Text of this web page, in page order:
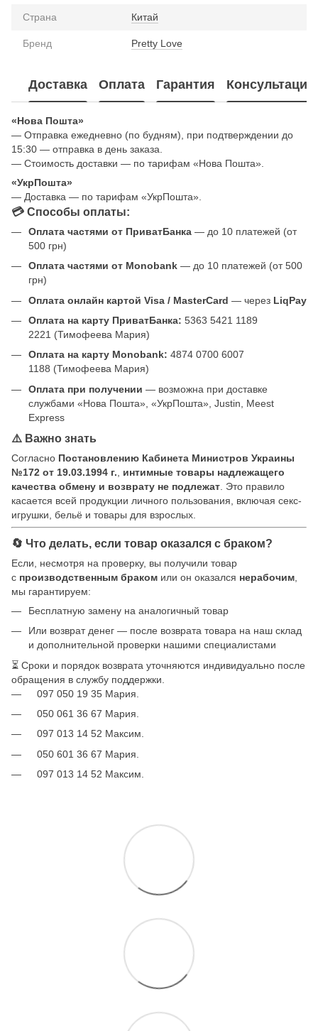
Страна Китай
Бренд Pretty Love
Доставка Оплата Гарантия Консультация
«Нова Пошта»
— Отправка ежедневно (по будням), при подтверждении до
15:30 — отправка в день заказа.
— Стоимость доставки — по тарифам «Нова Пошта».
«УкрПошта»
— Доставка — по тарифам «УкрПошта».
💳 Способы оплаты:
Оплата частями от ПриватБанка — до 10 платежей (от
500 грн)
Оплата частями от Monobank — до 10 платежей (от 500
грн)
Оплата онлайн картой Visa / MasterCard — через LiqPay
Оплата на карту ПриватБанка: 5363 5421 1189
2221 (Тимофеева Мария)
Оплата на карту Monobank: 4874 0700 6007
1188 (Тимофеева Мария)
Оплата при получении — возможна при доставке
службами «Нова Пошта», «УкрПошта», Justin, Meest
Express
⚠️ Важно знать
Согласно Постановлению Кабинета Министров Украины
№172 от 19.03.1994 г.
интимные товары надлежащего
качества обмену и возврату не подлежат . Это правило
касается всей продукции личного пользования, включая секс-
игрушки, бельё и товары для взрослых.
🔄 Что делать, если товар оказался с браком?
Если, несмотря на проверку, вы получили товар
с производственным браком или он оказался нерабочим
мы гарантируем:
Бесплатную замену на аналогичный товар
Или возврат денег — после возврата товара на наш склад
и дополнительной проверки нашими специалистами
⏳ Сроки и порядок возврата уточняются индивидуально после
обращения в службу поддержки.
097 050 19 35 Мария.
050 061 36 67 Мария.
097 013 14 52 Максим.
050 601 36 67 Мария.
097 013 14 52 Максим.